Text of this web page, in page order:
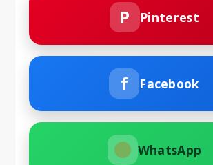
P Pinterest
f Facebook
WhatsApp